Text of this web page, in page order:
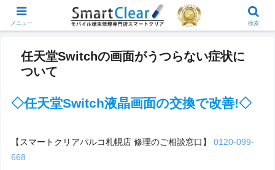
任天堂Switchの画面がうつらない症状に
ついて
◇任天堂Switch液晶画面の交換で改善!◇
【スマートクリアパルコ札幌店 修理のご相談窓口】0120-099-
668
メニュー 検索